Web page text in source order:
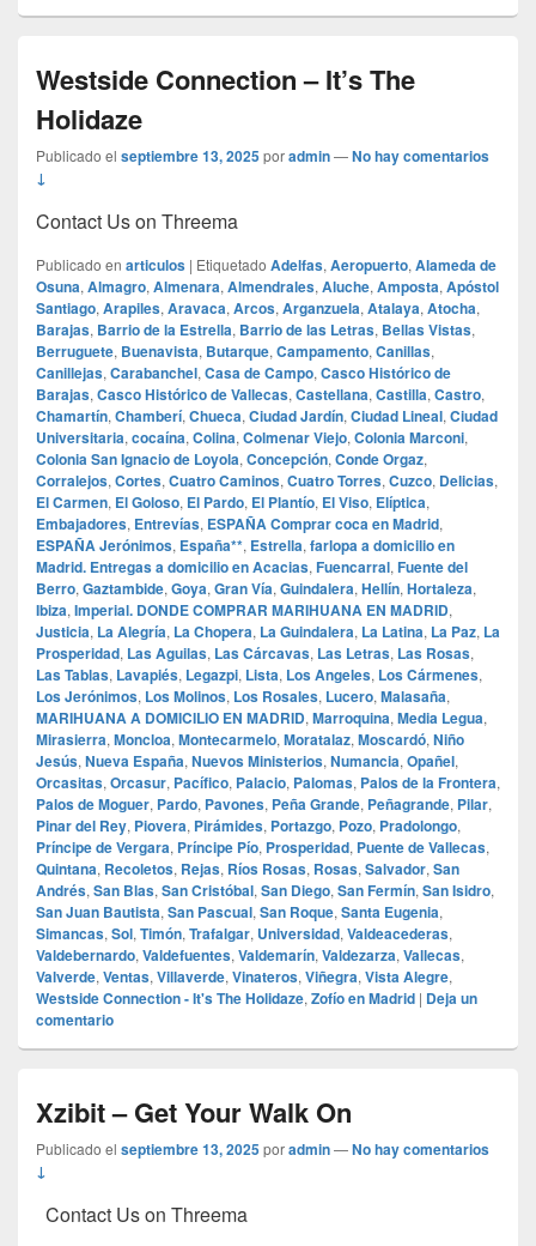
Westside Connection – It’s The
Holidaze
Publicado el septiembre 13, 2025poradmin—No hay comentarios
↓
Contact Us on Threema
Publicado en articulos | Etiquetado Adelfas, Aeropuerto, Alameda de
Osuna, Almagro, Almenara, Almendrales, Aluche, Amposta, Apóstol
Santiago, Arapiles, Aravaca, Arcos, Arganzuela, Atalaya, Atocha,
Barajas, Barrio de la Estrella, Barrio de las Letras, Bellas Vistas,
Berruguete, Buenavista, Butarque, Campamento, Canillas,
Canillejas, Carabanchel, Casa de Campo, Casco Histórico de
Barajas, Casco Histórico de Vallecas, Castellana, Castilla, Castro,
Chamartín, Chamberí, Chueca, Ciudad Jardín, Ciudad Lineal, Ciudad
Universitaria, cocaína, Colina, Colmenar Viejo, Colonia Marconi,
Colonia San Ignacio de Loyola, Concepción, Conde Orgaz,
Corralejos, Cortes, Cuatro Caminos, Cuatro Torres, Cuzco, Delicias,
El Carmen, El Goloso, El Pardo, El Plantío, El Viso, Elíptica,
Embajadores, Entrevías, ESPAÑA Comprar coca en Madrid,
ESPAÑA Jerónimos, España**, Estrella, farlopa a domicilio en
Madrid. Entregas a domicilio en Acacias, Fuencarral, Fuente del
Berro, Gaztambide, Goya, Gran Vía, Guindalera, Hellín, Hortaleza,
Ibiza, Imperial. DONDE COMPRAR MARIHUANA EN MADRID,
Justicia, La Alegría, La Chopera, La Guindalera, La Latina, La Paz, La
Prosperidad, Las Aguilas, Las Cárcavas, Las Letras, Las Rosas,
Las Tablas, Lavapiés, Legazpi, Lista, Los Angeles, Los Cármenes,
Los Jerónimos, Los Molinos, Los Rosales, Lucero, Malasaña,
MARIHUANA A DOMICILIO EN MADRID, Marroquina, Media Legua,
Mirasierra, Moncloa, Montecarmelo, Moratalaz, Moscardó, Niño
Jesús, Nueva España, Nuevos Ministerios, Numancia, Opañel,
Orcasitas, Orcasur, Pacífico, Palacio, Palomas, Palos de la Frontera,
Palos de Moguer, Pardo, Pavones, Peña Grande, Peñagrande, Pilar,
Pinar del Rey, Piovera, Pirámides, Portazgo, Pozo, Pradolongo,
Príncipe de Vergara, Príncipe Pío, Prosperidad, Puente de Vallecas,
Quintana, Recoletos, Rejas, Ríos Rosas, Rosas, Salvador, San
Andrés, San Blas, San Cristóbal, San Diego, San Fermín, San Isidro,
San Juan Bautista, San Pascual, San Roque, Santa Eugenia,
Simancas, Sol, Timón, Trafalgar, Universidad, Valdeacederas,
Valdebernardo, Valdefuentes, Valdemarín, Valdezarza, Vallecas,
Valverde, Ventas, Villaverde, Vinateros, Viñegra, Vista Alegre,
Westside Connection - It's The Holidaze, Zofío en Madrid | Deja un
comentario
Xzibit – Get Your Walk On
Publicado el septiembre 13, 2025poradmin—No hay comentarios
↓
Contact Us on Threema